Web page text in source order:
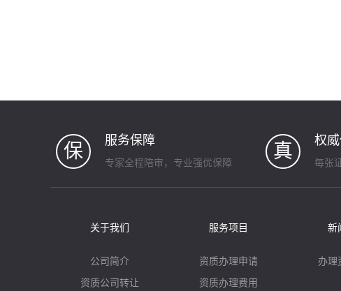
保 服务保障
专家全程陪审，专业强优保障
真 权
每张
关于我们
公司简介
资质公司转让
服务项目
资质办理申请
资质办理费用
新
办理